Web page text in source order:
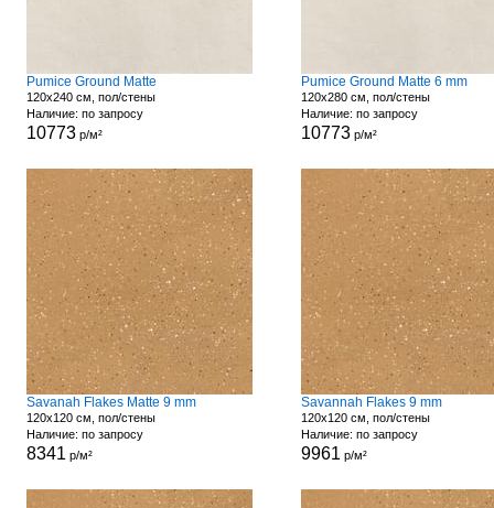
Pumice Ground Matte
120x240 см, пол/стены
Наличие: по запросу
10773р/м²
Pumice Ground Matte 6 mm
120x280 см, пол/стены
Наличие: по запросу
10773р/м²
Savanah Flakes Matte 9 mm
120x120 см, пол/стены
Наличие: по запросу
8341 р/м²
Savannah Flakes 9 mm
120x120 см, пол/стены
Наличие: по запросу
9961 р/м²